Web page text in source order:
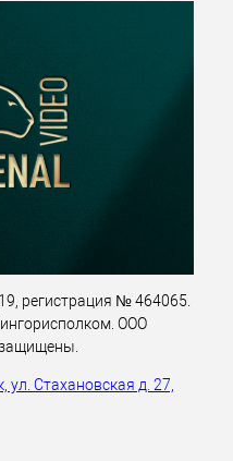
регистрация № 464065.
ООО
ул. Стахановская д. 27,